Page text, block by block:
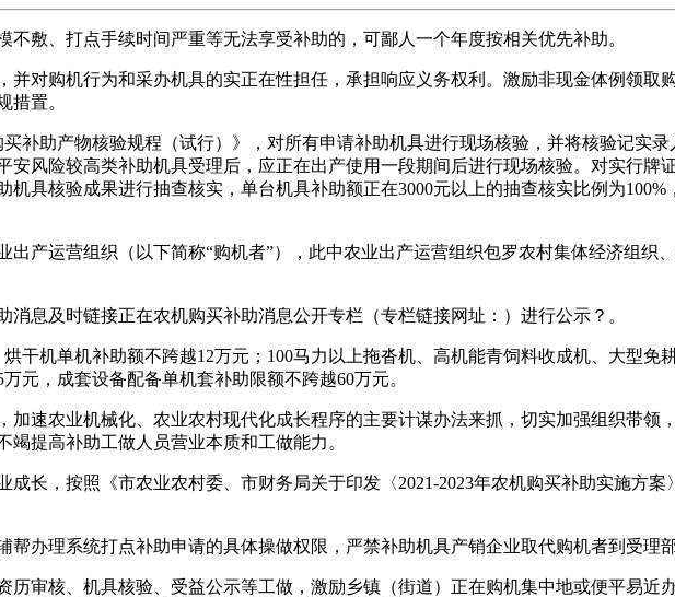
、打点手续时间严重等无法享受补助的，可鄙人一个年度按相关优先补助。
购机行为和采办机具的实正在性担任，承担响应义务权利。激励非现金体例领取
措置。
助产物核验规程（试行）》，对所有申请补助机具进行现场核验，并将核验记实录
风险较高类补助机具受理后，应正在出产使用一段期间后进行现场核验。对实行牌
具核验成果进行抽查核实，单台机具补助额正在3000元以上的抽查核实比例为100%
运营组织（以下简称“购机者”），此中农业出产运营组织包罗农村集体经济组织
及时链接正在农机购买补助消息公开专栏（专栏链接网址：）进行公示？。
机单机补助额不跨越12万元；100马力以上拖沓机、高机能青饲料收成机、大型免
元，成套设备配备单机套补助限额不跨越60万元。
农业机械化、农业农村现代化成长程序的主要计谋办法来抓，切实加强组织带领
提高补助工做人员营业本质和工做能力。
，按照《市农业农村委、市财务局关于印发〈2021-2023年农机购买补助实施方案
理系统打点补助申请的具体操做权限，严禁补助机具产销企业取代购机者到受理部
核、机具核验、受益公示等工做，激励乡镇（街道）正在购机集中地或便平易近